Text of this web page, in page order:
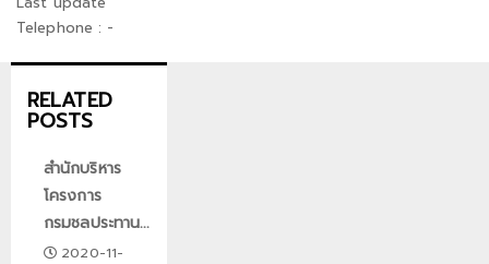
Telephone : -
RELATED
POSTS
สำนักบริหาร
โครงการ
กรมชลประทาน...
2020-11-